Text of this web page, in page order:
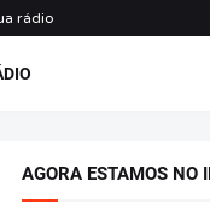
rádio
AGORA ESTAMOS NO